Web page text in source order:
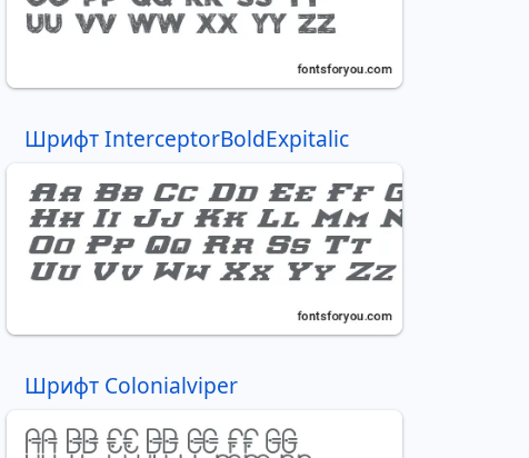
Шрифт InterceptorBoldExpitalic
Шрифт Colonialviper